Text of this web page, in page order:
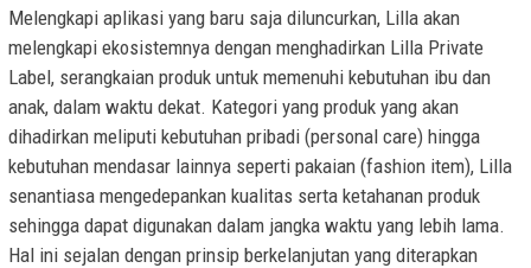
Melengkapi aplikasi yang baru saja diluncurkan, Lilla akan
melengkapi ekosistemnya dengan menghadirkan Lilla Private
Label, serangkaian produk untuk memenuhi kebutuhan ibu dan
anak, dalam waktu dekat. Kategori yang produk yang akan
dihadirkan meliputi kebutuhan pribadi (personal care) hingga
kebutuhan mendasar lainnya seperti pakaian (fashion item), Lilla
senantiasa mengedepankan kualitas serta ketahanan produk
sehingga dapat digunakan dalam jangka waktu yang lebih lama.
Hal ini sejalan dengan prinsip berkelanjutan yang diterapkan